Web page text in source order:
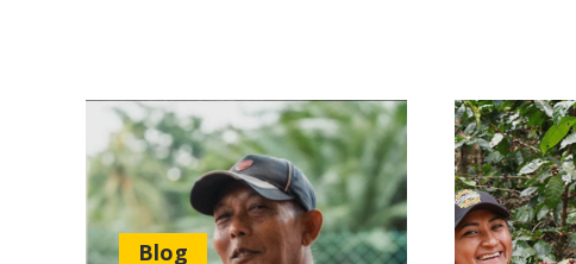
Blog